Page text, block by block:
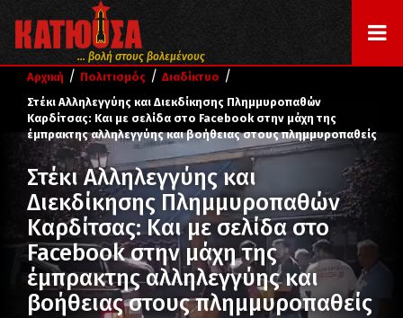
... βολή στους βολεμένους
Αρχική / Πολιτισμός / Διαδίκτυο /
Στέκι Αλληλεγγύης και Διεκδίκησης Πλημμυροπαθών
Καρδίτσας: Και με σελίδα στο Facebook στην μάχη της
έμπρακτης αλληλεγγύης και βοήθειας στους πλημμυροπαθείς
Στέκι Αλληλεγγύης και
Διεκδίκησης Πλημμυροπαθών
Καρδίτσας: Και με σελίδα στο
Facebook στην μάχη της
έμπρακτης αλληλεγγύης και
βοήθειας στους πλημμυροπαθείς